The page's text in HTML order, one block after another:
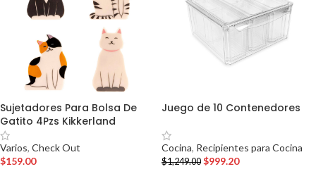
Sujetadores Para Bolsa De
Gatito 4Pzs Kikkerland
Varios, Check Out
$159.00
Juego de 10 Contenedores
Cocina, Recipientes para Cocina
$1,249.00 $999.20